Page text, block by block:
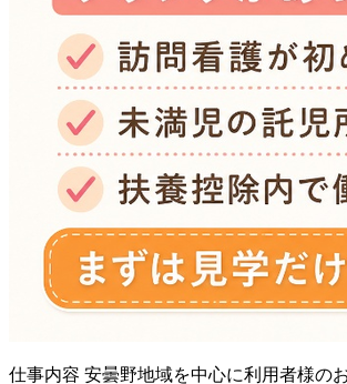
仕事内容 安曇野地域を中心に利用者様の